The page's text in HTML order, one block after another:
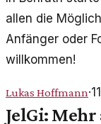
allen die
Anfänger oder
willkommen!
Lukas Hoffmann·
JelGi: